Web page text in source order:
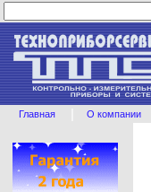
Главная О компании